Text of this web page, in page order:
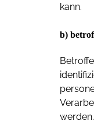
kann.
b)
werden.